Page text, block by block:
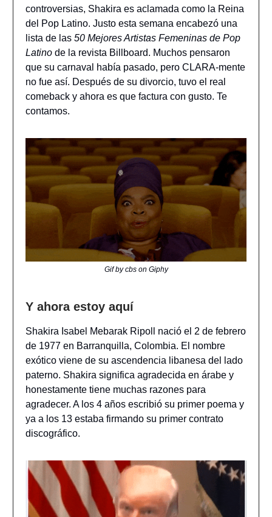
controversias, Shakira es aclamada como la Reina
del Pop Latino. Justo esta semana encabezó una
lista de las 50 Mejores Artistas Femeninas de Pop
Latino de la revista Billboard. Muchos pensaron
que su carnaval había pasado, pero CLARA-mente
no fue así. Después de su divorcio, tuvo el real
comeback y ahora es que factura con gusto. Te
contamos.
Gif by cbs on Giphy
Y ahora estoy aquí
Shakira Isabel Mebarak Ripoll nació el 2 de febrero
de 1977 en Barranquilla, Colombia. El nombre
exótico viene de su ascendencia libanesa del lado
paterno. Shakira significa agradecida en árabe y
honestamente tiene muchas razones para
agradecer. A los 4 años escribió su primer poema y
ya a los 13 estaba firmando su primer contrato
discográfico.